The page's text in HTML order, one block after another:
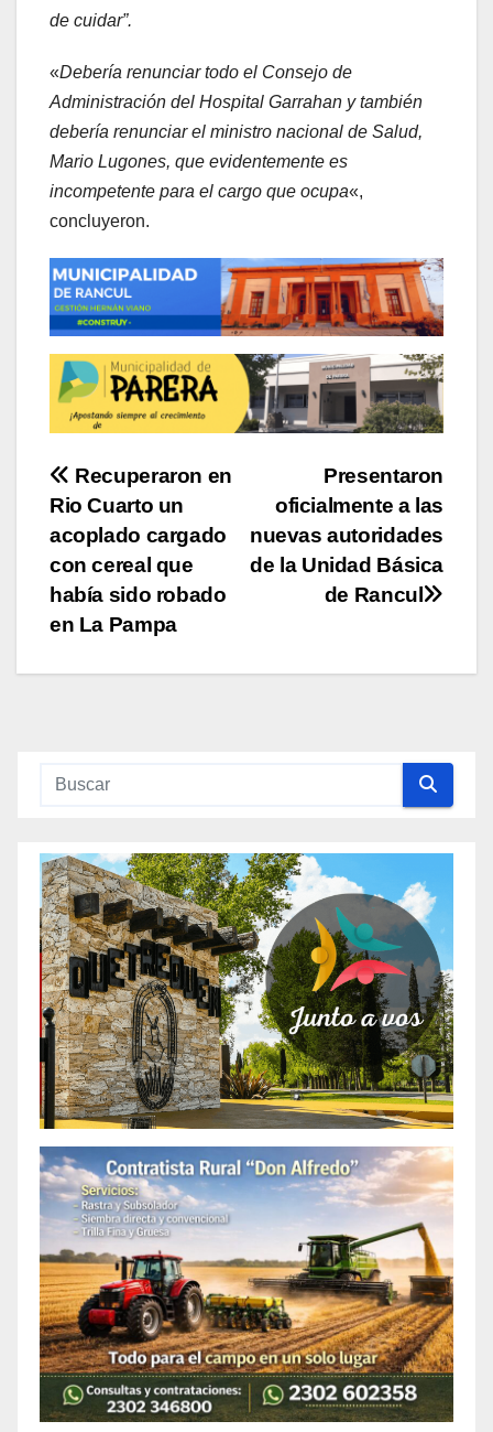
de cuidar”.
«Debería renunciar todo el Consejo de
Administración del Hospital Garrahan y también
debería renunciar el ministro nacional de Salud,
Mario Lugones, que evidentemente es
incompetente para el cargo que ocupa«,
concluyeron.
Navegación
de
entradas
Presentaron
oficialmente a las
nuevas autoridades
de la Unidad Básica
de Rancul
Recuperaron en
Rio Cuarto un
acoplado cargado
con cereal que
había sido robado
en La Pampa